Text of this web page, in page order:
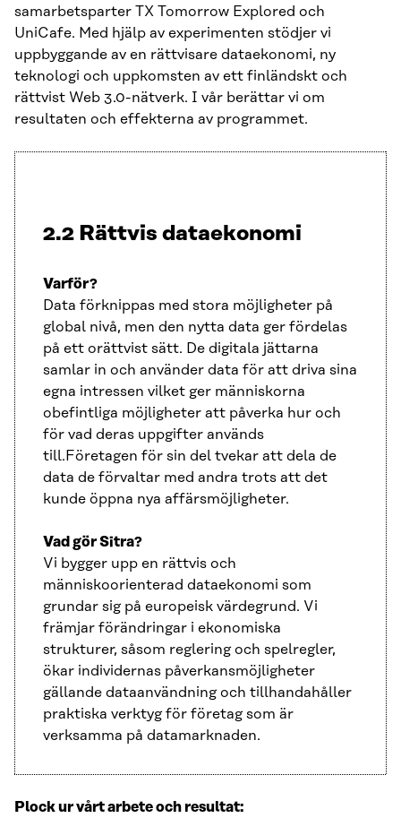
samarbetsparter TX Tomorrow Explored och
UniCafe. Med hjälp av experimenten stödjer vi
uppbyggande av en rättvisare dataekonomi, ny
teknologi och uppkomsten av ett finländskt och
rättvist Web 3.0-nätverk. I vår berättar vi om
resultaten och effekterna av programmet.
2.2 Rättvis dataekonomi
Varför?
Data förknippas med stora möjligheter på
global nivå, men den nytta data ger fördelas
på ett orättvist sätt. De digitala jättarna
samlar in och använder data för att driva sina
egna intressen vilket ger människorna
obefintliga möjligheter att påverka hur och
för vad deras uppgifter används
till.Företagen för sin del tvekar att dela de
data de förvaltar med andra trots att det
kunde öppna nya affärsmöjligheter.
Vad gör Sitra?
Vi bygger upp en rättvis och
människoorienterad dataekonomi som
grundar sig på europeisk värdegrund. Vi
främjar förändringar i ekonomiska
strukturer, såsom reglering och spelregler,
ökar individernas påverkansmöjligheter
gällande dataanvändning och tillhandahåller
praktiska verktyg för företag som är
verksamma på datamarknaden.
Plock ur vårt arbete och resultat: